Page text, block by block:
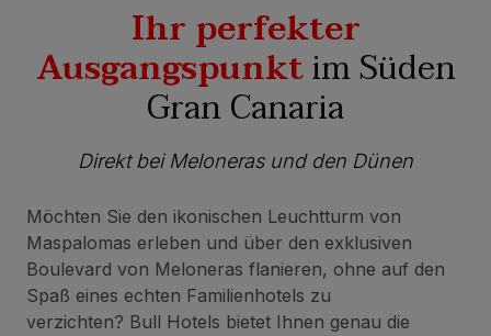
Ihr perfekter
Ausgangspunktim Süden
Gran Canaria
Direkt bei Meloneras und den Dünen
Möchten Sie den ikonischen Leuchtturm von
Maspalomas erleben und über den exklusiven
Boulevard von Meloneras flanieren, ohne auf den
Spaß eines echten Familienhotels zu
verzichten? Bull Hotels bietet Ihnen genau die